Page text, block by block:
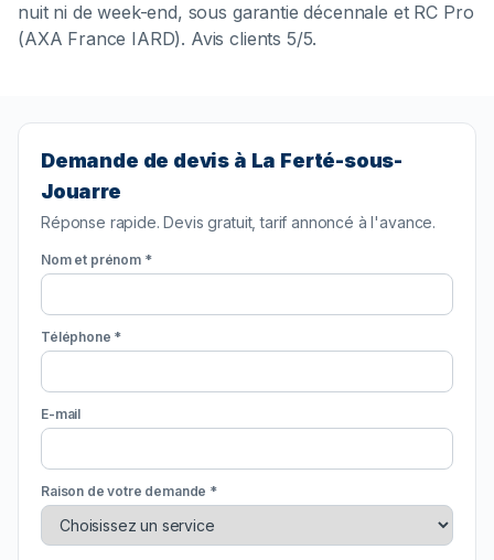
nuit ni de week-end, sous garantie décennale et RC Pro
(AXA France IARD). Avis clients 5/5.
Demande de devis à La Ferté-sous-
Jouarre
Réponse rapide. Devis gratuit, tarif annoncé à l'avance.
Nom et prénom *
Téléphone *
E-mail
Raison de votre demande *